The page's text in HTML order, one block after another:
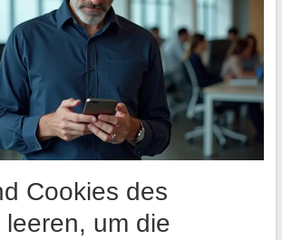
Cookies des
leeren, um die